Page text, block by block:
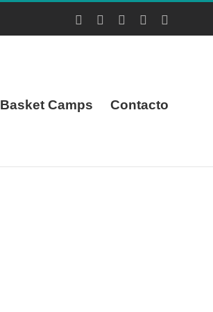
InstagramFacebook YouTube
Basket Camps Contacto